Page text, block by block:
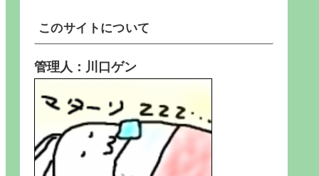
このサイトについて
管理人：川口ゲン